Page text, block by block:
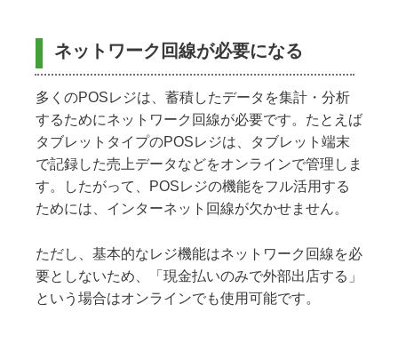
ネットワーク回線が必要になる
多くのPOSレジは、蓄積したデータを集計・分析
するためにネットワーク回線が必要です。たとえば
タブレットタイプのPOSレジは、タブレット端末
で記録した売上データなどをオンラインで管理しま
す。したがって、POSレジの機能をフル活用する
ためには、インターネット回線が欠かせません。
ただし、基本的なレジ機能はネットワーク回線を必
要としないため、「現金払いのみで外部出店する」
という場合はオンラインでも使用可能です。